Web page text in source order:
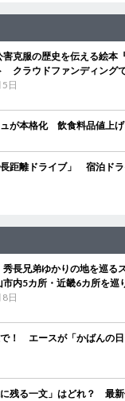
害克服の歴史を伝える絵本
クラウドファンディング
日
ュが本格化 飲食料品値上
距離ドライブ」 宿泊ドラ
秀長兄弟ゆかりの地を巡る
内5カ所・近畿6カ所を巡
日
！ エースが「かばんの
残る一文」はどれ？ 最